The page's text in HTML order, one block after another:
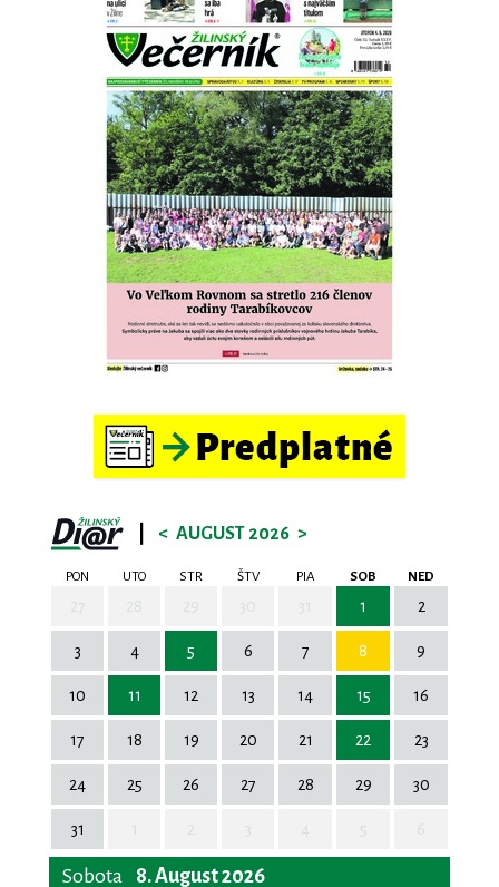
< AUGUST 2026 >
PON UTO STR ŠTV PIA SOB NED
1 2
3 4 5 6 7 8 9
10 11 12 13 14 15 16
17 18 19 20 21 22 23
24 25 26 27 28 29 30
31
Sobota 8. August 2026